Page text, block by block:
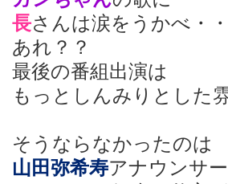
長さんは涙をうかべ・
あれ？？
最後の番組出演は
もっとしんみりとした
そうならなかったのは
山田弥希寿アナウンサ